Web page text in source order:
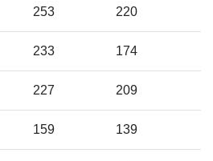
253 220
233 174
227 209
159 139